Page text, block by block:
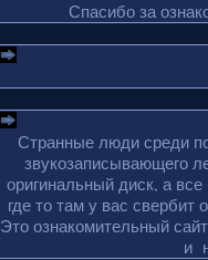
Спасибо за
Странные люди среди
звукозаписывающего
оригинальный диск, а
где то там у вас свербит
Это ознакомительный
и